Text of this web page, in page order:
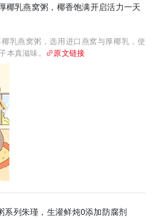
椰乳燕窝粥，椰香饱满开启活力一天
乳燕窝粥，选用进口燕窝与厚椰乳，使
本真滋味。
原文链接
系列朱瑾，生灌鲜炖0添加防腐剂